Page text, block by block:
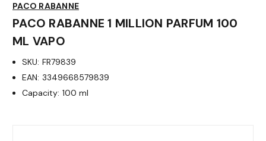
PACO RABANNE
PACO RABANNE 1 MILLION PARFUM 100
ML VAPO
SKU: FR79839
EAN: 3349668579839
Capacity: 100 ml